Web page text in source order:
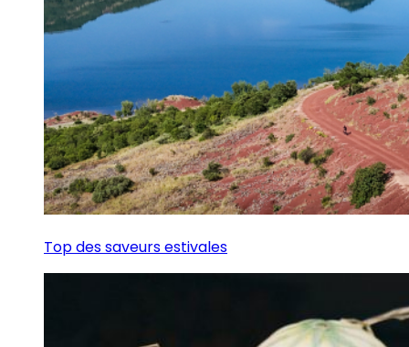
Top des saveurs estivales